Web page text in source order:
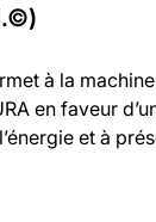
à la
en faveur
et à